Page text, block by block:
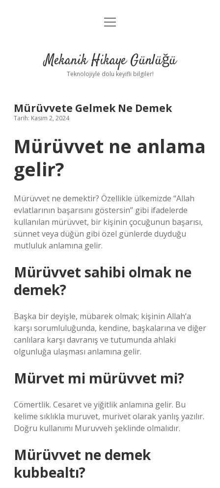
Anasayfa
Yasal Uyarı
menüyü
Mekanik Hikaye Günlüğü
Teknolojiyle dolu keyifli bilgiler!
Mürüvvete Gelmek Ne Demek
Tarih: Kasım 2, 2024
Mürüvvet ne anlama
gelir?
Mürüvvet ne demektir? Özellikle ülkemizde “Allah
evlatlarının başarısını göstersin” gibi ifadelerde
kullanılan mürüvvet, bir kişinin çocuğunun başarısı,
sünnet veya düğün gibi özel günlerde duyduğu
mutluluk anlamına gelir.
Mürüvvet sahibi olmak ne
demek?
Başka bir deyişle, mübarek olmak; kişinin Allah’a
karşı sorumluluğunda, kendine, başkalarına ve diğer
canlılara karşı davranış ve tutumunda ahlaki
olgunluğa ulaşması anlamına gelir.
Mürvet mi mürüvvet mi?
Cömertlik. Cesaret ve yiğitlik anlamına gelir. Bu
kelime sıklıkla muruvet, murivet olarak yanlış yazılır.
Doğru kullanımı Muruvveh şeklinde olmalıdır.
Mürüvvet ne demek
kubbealtı?